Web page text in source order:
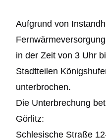
Aufgrund von
in der Zeit von 3 Uhr
Stadtteilen
unterbrochen.
Die Unterbrechung
Görlitz:
Schlesische Straße